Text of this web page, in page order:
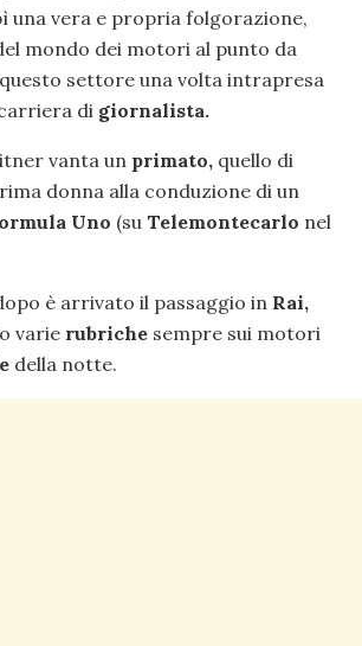
una vera e propria folgorazione,
mondo dei motori al punto da
settore una volta intrapresa
di giornalista.
vanta un primato, quello di
donna alla conduzione di un
Uno (su Telemontecarlo nel
è arrivato il passaggio in Rai,
varie rubriche sempre sui motori
della notte.